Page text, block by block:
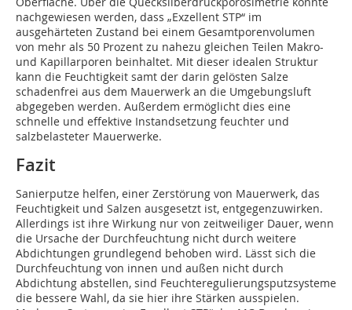
nachgewiesen werden, dass „Exzellent STP“ im
ausgehärteten Zustand bei einem Gesamtporenvolumen
von mehr als 50 Prozent zu nahezu gleichen Teilen Makro-
und Kapillarporen beinhaltet. Mit dieser idealen Struktur
kann die Feuchtigkeit samt der darin gelösten Salze
schadenfrei aus dem Mauerwerk an die Umgebungsluft
abgegeben werden. Außerdem ermöglicht dies eine
schnelle und effektive Instandsetzung feuchter und
salzbelasteter Mauerwerke.
Fazit
Sanierputze helfen, einer Zerstörung von Mauerwerk, das
Feuchtigkeit und Salzen ausgesetzt ist, entgegenzuwirken.
Allerdings ist ihre Wirkung nur von zeitweiliger Dauer, wenn
die Ursache der Durchfeuchtung nicht durch weitere
Abdichtungen grundlegend behoben wird. Lässt sich die
Durchfeuchtung von innen und außen nicht durch
Abdichtung abstellen, sind Feuchteregulierungsputzsysteme
die bessere Wahl, da sie hier ihre Stärken ausspielen.